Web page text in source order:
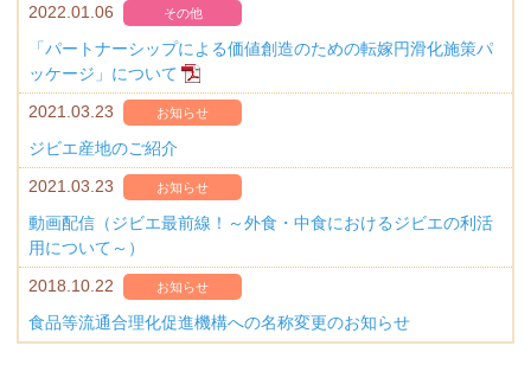
2022.01.06
その他
「パートナーシップによる価値創造のための転嫁円滑化施策パ
ッケージ」について
2021.03.23
お知らせ
ジビエ産地のご紹介
2021.03.23
お知らせ
動画配信（ジビエ最前線！～外食・中食におけるジビエの利活
用について～）
2018.10.22
お知らせ
食品等流通合理化促進機構への名称変更のお知らせ